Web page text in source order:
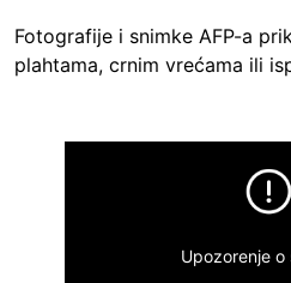
Fotografije i snimke AFP-a
plahtama, crnim vrećama ili
Upozorenje o